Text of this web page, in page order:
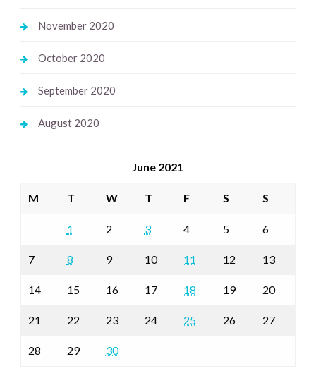
November 2020
October 2020
September 2020
August 2020
June 2021
M T W T F S S
1 2 3 4 5 6
7 8 9 10 11 12 13
14 15 16 17 18 19 20
21 22 23 24 25 26 27
28 29 30